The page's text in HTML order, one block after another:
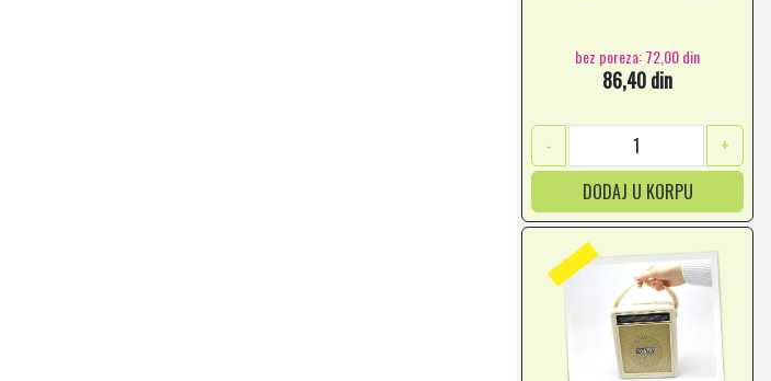
bez poreza: 72,00 din
86,40 din
-
+
DODAJ U KORPU